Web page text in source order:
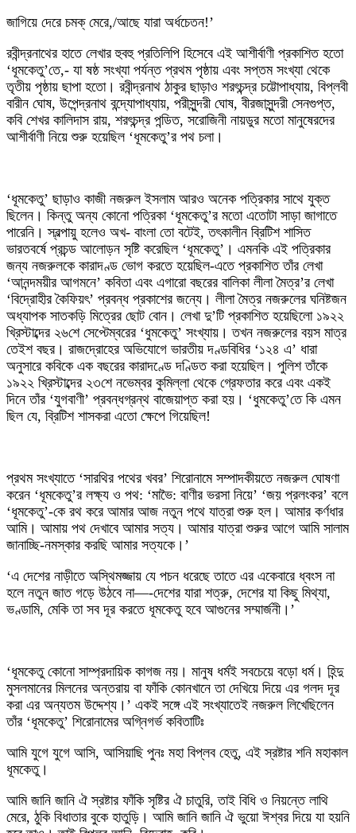
জাগিয়ে দেরে চমক্ মেরে,/আছে যারা অর্ধচেতন!’
রবীন্দ্রনাথের হাতে লেখার হুবহু প্রতিলিপি হিসেবে এই আশীর্বাণী প্রকাশিত হতো
‘ধূমকেতু’তে,- যা ষষ্ঠ সংখ্যা পর্যন্ত প্রথম পৃষ্ঠায় এবং সপ্তম সংখ্যা থেকে
তৃতীয় পৃষ্ঠায় ছাপা হতো। রবীন্দ্রনাথ ঠাকুর ছাড়াও শরৎচন্দ্র চট্টোপাধ্যায়, বিপ্লবী
বারীন ঘোষ, উপেন্দ্রনাথ বন্দ্যোপাধ্যায়, পরীসুন্দরী ঘোষ, বীরজাসুন্দরী সেনগুপ্ত,
কবি শেখর কালিদাস রায়, শরৎচন্দ্র পন্ডিত, সরোজিনী নায়ডুর মতো মানুষেরদের
আশীর্বাণী নিয়ে শুরু হয়েছিল ‘ধূমকেতু’র পথ চলা।
‘ধূমকেতু’ ছাড়াও কাজী নজরুল ইসলাম আরও অনেক পত্রিকার সাথে যুক্ত
ছিলেন। কিন্তু অন্য কোনো পত্রিকা ‘ধূমকেতু’র মতো এতোটা সাড়া জাগাতে
পারেনি। স্বল্পায়ু হলেও অখ- বাংলা তো বটেই, তৎকালীন ব্রিটিশ শাসিত
ভারতবর্ষে প্রচন্ড আলোড়ন সৃষ্টি করেছিল ‘ধূমকেতু’। এমনকি এই পত্রিকার
জন্য নজরুলকে কারাদণ্ড ভোগ করতে হয়েছিল-এতে প্রকাশিত তাঁর লেখা
‘আনন্দময়ীর আগমনে’ কবিতা এবং এগারো বছরের বালিকা লীলা মৈত্র’র লেখা
‘বিদ্রোহীর কৈফিয়ৎ’ প্রবন্ধ প্রকাশের জন্যে। লীলা মৈত্র নজরুলের ঘনিষ্টজন
অধ্যাপক সাতকড়ি মিত্রের ছোট বোন। লেখা দু’টি প্রকাশিত হয়েছিলো ১৯২২
খ্রিস্টাব্দের ২৬শে সেপ্টেম্বরের ‘ধুমকেতু’ সংখ্যায়। তখন নজরুলের বয়স মাত্র
তেইশ বছর। রাজদ্রোহের অভিযোগে ভারতীয় দণ্ডবিধির ‘১২৪ এ’ ধারা
অনুসারে কবিকে এক বছরের কারাদণ্ডে দণ্ডিত করা হয়েছিল। পুলিশ তাঁকে
১৯২২ খ্রিস্টাব্দের ২৩শে নভেম্বর কুমিল্লা থেকে গ্রেফতার করে এবং একই
দিনে তাঁর ‘যুগবাণী’ প্রবন্ধগ্রন্থ বাজেয়াপ্ত করা হয়। ‘ধুমকেতু’তে কি এমন
ছিল যে, ব্রিটিশ শাসকরা এতো ক্ষেপে গিয়েছিল!
প্রথম সংখ্যাতে ‘সারথির পথের খবর’ শিরোনামে সম্পাদকীয়তে নজরুল ঘোষণা
করেন ‘ধূমকেতু’র লক্ষ্য ও পথ: ‘মাভৈ: বাণীর ভরসা নিয়ে’ ‘জয় প্রলংকর’ বলে
‘ধূমকেতু’-কে রথ করে আমার আজ নতুন পথে যাত্রা শুরু হল। আমার কর্ণধার
আমি। আমায় পথ দেখাবে আমার সত্য। আমার যাত্রা শুরুর আগে আমি সালাম
জানাচ্ছি-নমস্কার করছি আমার সত্যকে।’
‘এ দেশের নাড়ীতে অস্থিমজ্জায় যে পচন ধরেছে তাতে এর একেবারে ধ্বংস না
হলে নতুন জাত গড়ে উঠবে না—-দেশের যারা শত্রু, দেশের যা কিছু মিথ্যা,
ভণ্ডামি, মেকি তা সব দূর করতে ধূমকেতু হবে আগুনের সম্মার্জনী।’
‘ধূমকেতু কোনো সাম্প্রদায়িক কাগজ নয়। মানুষ ধর্মই সবচেয়ে বড়ো ধর্ম। হিন্দু
মুসলমানের মিলনের অন্তরায় বা ফাঁকি কোনখানে তা দেখিয়ে দিয়ে এর গলদ দূর
করা এর অন্যতম উদ্দেশ্য।’ একই সঙ্গে এই সংখ্যাতেই নজরুল লিখেছিলেন
তাঁর ‘ধূমকেতু’ শিরোনামের অগ্নিগর্ভ কবিতাটিঃ
আমি যুগে যুগে আসি, আসিয়াছি পুনঃ মহা বিপ্লব হেতু, এই স্রষ্টার শনি মহাকাল
ধূমকেতু।
আমি জানি জানি ঐ স্রষ্টার ফাঁকি সৃষ্টির ঐ চাতুরি, তাই বিধি ও নিয়ন্তে লাথি
মেরে, ঠুকি বিধাতার বুকে হাতুড়ি। আমি জানি জানি ঐ ভুয়ো ঈশ্বর দিয়ে যা হয়নি